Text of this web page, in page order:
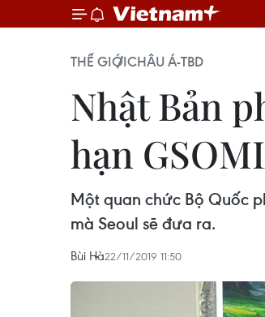
THẾ GIỚICHÂU Á-TBD
Nhật Bản
hạn
Một quan chức Bộ Quốc
mà Seoul sẽ đưa ra.
Bùi Hà22/11/2019 11:50